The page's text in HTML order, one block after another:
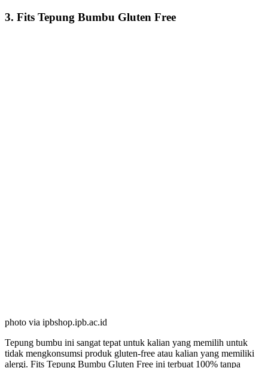
3. Fits Tepung Bumbu Gluten Free
photo via ipbshop.ipb.ac.id
Tepung bumbu ini sangat tepat untuk kalian yang memilih untuk
tidak mengkonsumsi produk gluten-free atau kalian yang memiliki
alergi. Fits Tepung Bumbu Gluten Free ini terbuat 100% tanpa